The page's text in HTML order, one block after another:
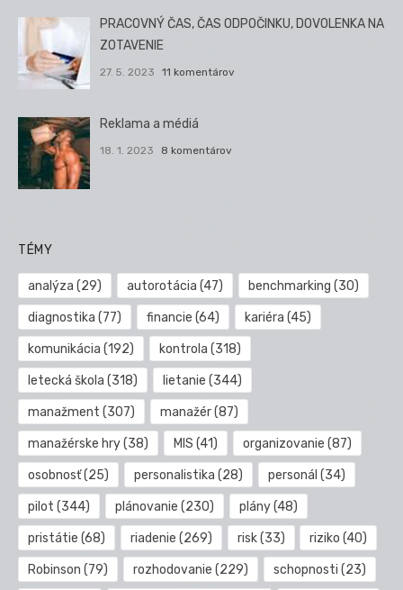
PRACOVNÝ ČAS, ČAS ODPOČINKU, DOVOLENKA NA
ZOTAVENIE
27. 5. 2023 11 komentárov
Reklama a médiá
18. 1. 2023 8 komentárov
TÉMY
analýza (29) autorotácia (47) benchmarking (30)
diagnostika (77) financie (64) kariéra (45)
komunikácia (192) kontrola (318)
letecká škola (318) lietanie (344)
manažment (307) manažér(87)
manažérske hry(38) MIS (41) organizovanie (87)
osobnosť(25) personalistika (28) personál (34)
pilot (344) plánovanie (230) plány(48)
pristátie (68) riadenie (269) risk(33) riziko (40)
Robinson (79) rozhodovanie (229) schopnosti (23)